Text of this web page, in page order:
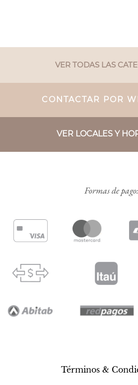
VER TODAS LAS
CONTACTAR POR
VER LOCALES Y
Formas de pago:
Términos &